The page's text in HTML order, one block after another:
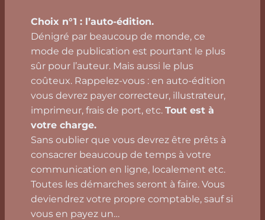
Choix n°1 : l’auto-édition.
Dénigré par beaucoup de monde, ce
mode de publication est pourtant le plus
sûr pour l’auteur. Mais aussi le plus
coûteux. Rappelez-vous : en auto-édition
vous devrez payer correcteur, illustrateur,
imprimeur, frais de port, etc. Tout est à
votre charge.
Sans oublier que vous devrez être prêts à
consacrer beaucoup de temps à votre
communication en ligne, localement etc.
Toutes les démarches seront à faire. Vous
deviendrez votre propre comptable, sauf si
vous en payez un…